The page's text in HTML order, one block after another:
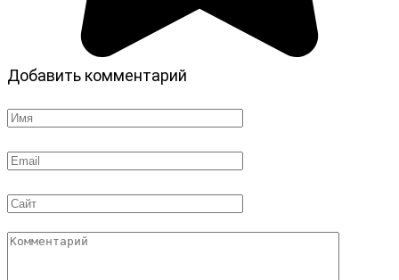
Добавить комментарий
Имя
Email
Сайт
Комментарий